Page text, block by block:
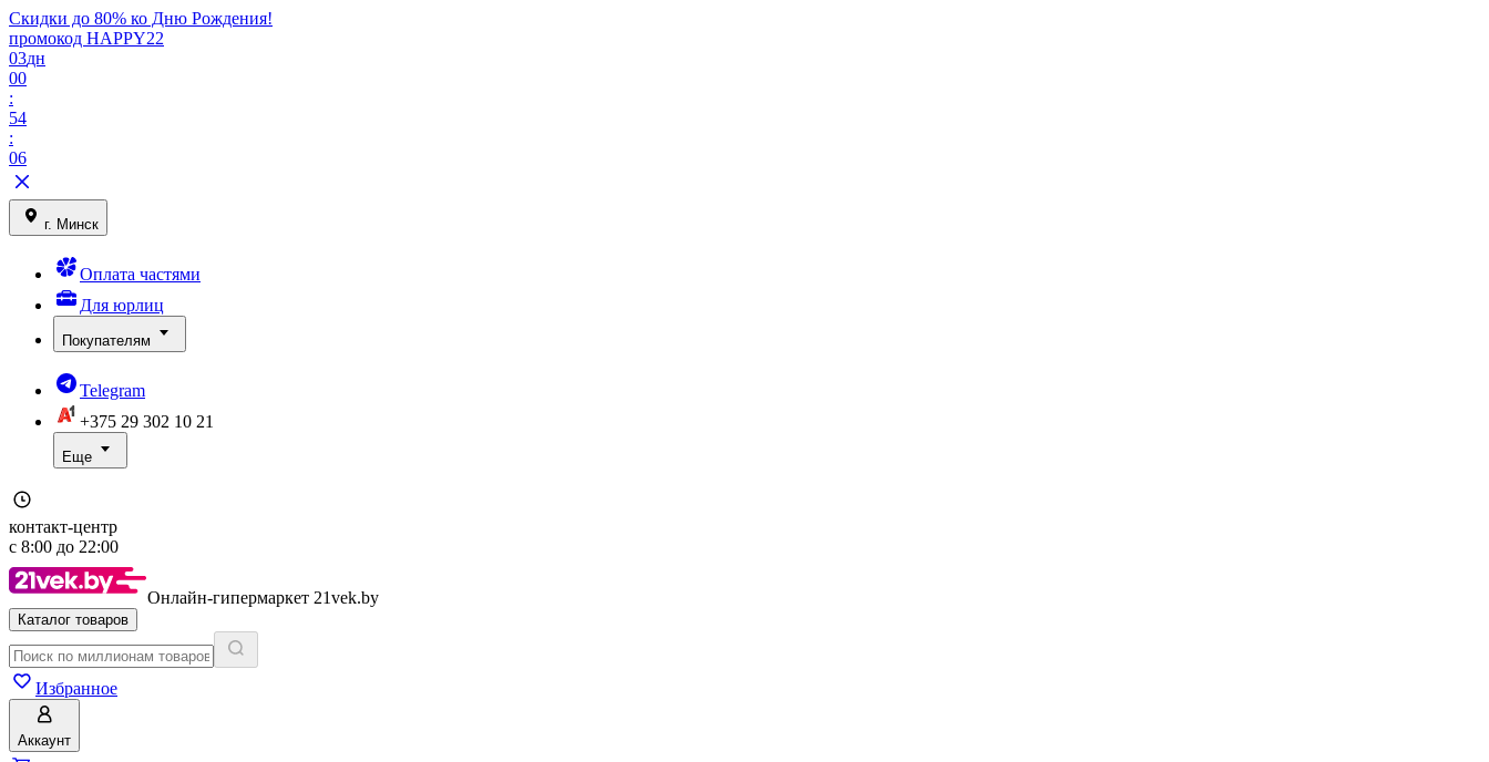
Скидки до 80% ко Дню Рождения!
промокод HAPPY22
03дн
00
:
54
:
06
г. Минск
Оплата частями
Для юрлиц
Покупателям
Telegram
+375 29 302 10 21
Еще
контакт-центр
с 8:00 до 22:00
Онлайн-гипермаркет 21vek.by
Каталог товаров
Избранное
Аккаунт